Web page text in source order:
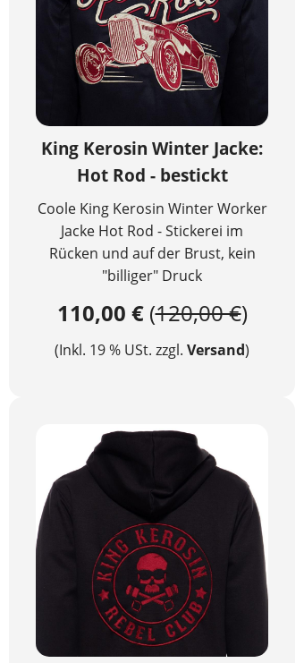
King Kerosin Winter Jacke:
Hot Rod - bestickt
Coole King Kerosin Winter Worker
Jacke Hot Rod - Stickerei im
Rücken und auf der Brust, kein
"billiger" Druck
110,00 €(120,00 €)
(Inkl. 19 % USt. zzgl. Versand)